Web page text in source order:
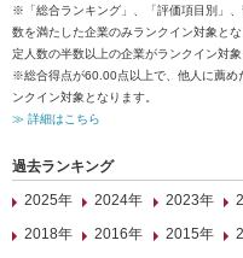
※「総合ランキング」、「評価項目別」
数を満たした企業のみランクイン対象と
定人数の半数以上の企業がランクイン対象
※総合得点が60.00点以上で、他人に薦め
ンクイン対象となります。
≫ 詳細はこちら
過去ランキング
2025年
2024年 2023年
2018年
2016年 2015年